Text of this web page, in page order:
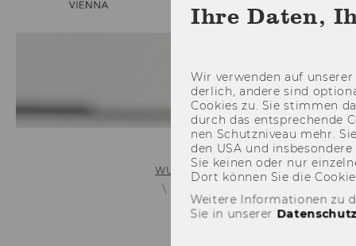
WU (Wirtschaftsuniversität Wien)
Ihre Daten,
Wir ver­wen­den auf
der­lich, an­de­re sind
Coo­kies zu. Sie stim­men
durch das ent­spre­chen­de
nen Schutz­ni­veau mehr.
den USA und
Sie kei­nen oder nur
Dort kön­nen Sie die
Weitere Informationen zu
Sie in unserer